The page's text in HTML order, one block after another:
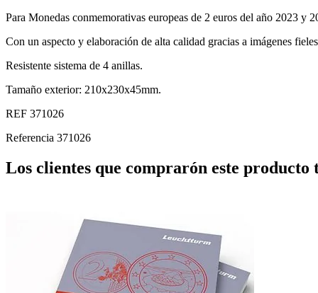
Para Monedas conmemorativas europeas de 2 euros del año 2023 y
Con un aspecto y elaboración de alta calidad gracias a imágenes
Resistente sistema de 4 anillas.
Tamaño exterior: 210x230x45mm.
REF 371026
Referencia 371026
Los clientes que comprarón este